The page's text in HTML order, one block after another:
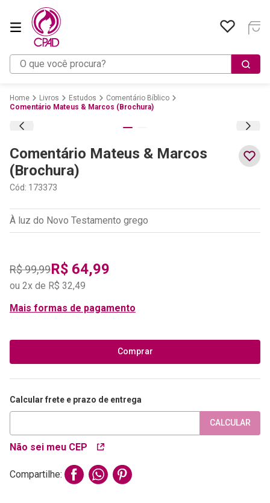
O que você procura?
Livros Estudos
Comentário Bíblico
Comentário Mateus & Marcos (Brochura)
Comentário Mateus & Marcos
(Brochura)
Cód: 173373
À luz do Novo Testamento grego
R$99,99R$ 64,99
ou 2x de R$ 32,49
Mais formas de pagamento
Comprar
Calcular frete e prazo de entrega
Não sei meu CEP
CALCULAR
Compartilhe: